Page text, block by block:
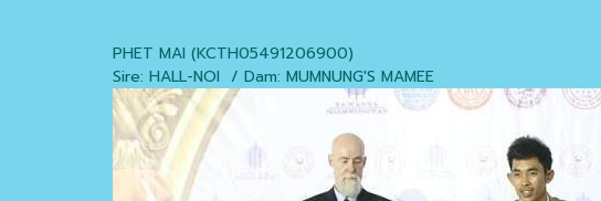
PHET MAI (KCTH05491206900)
Sire: HALL-NOI / Dam: MUMNUNG'S MAMEE